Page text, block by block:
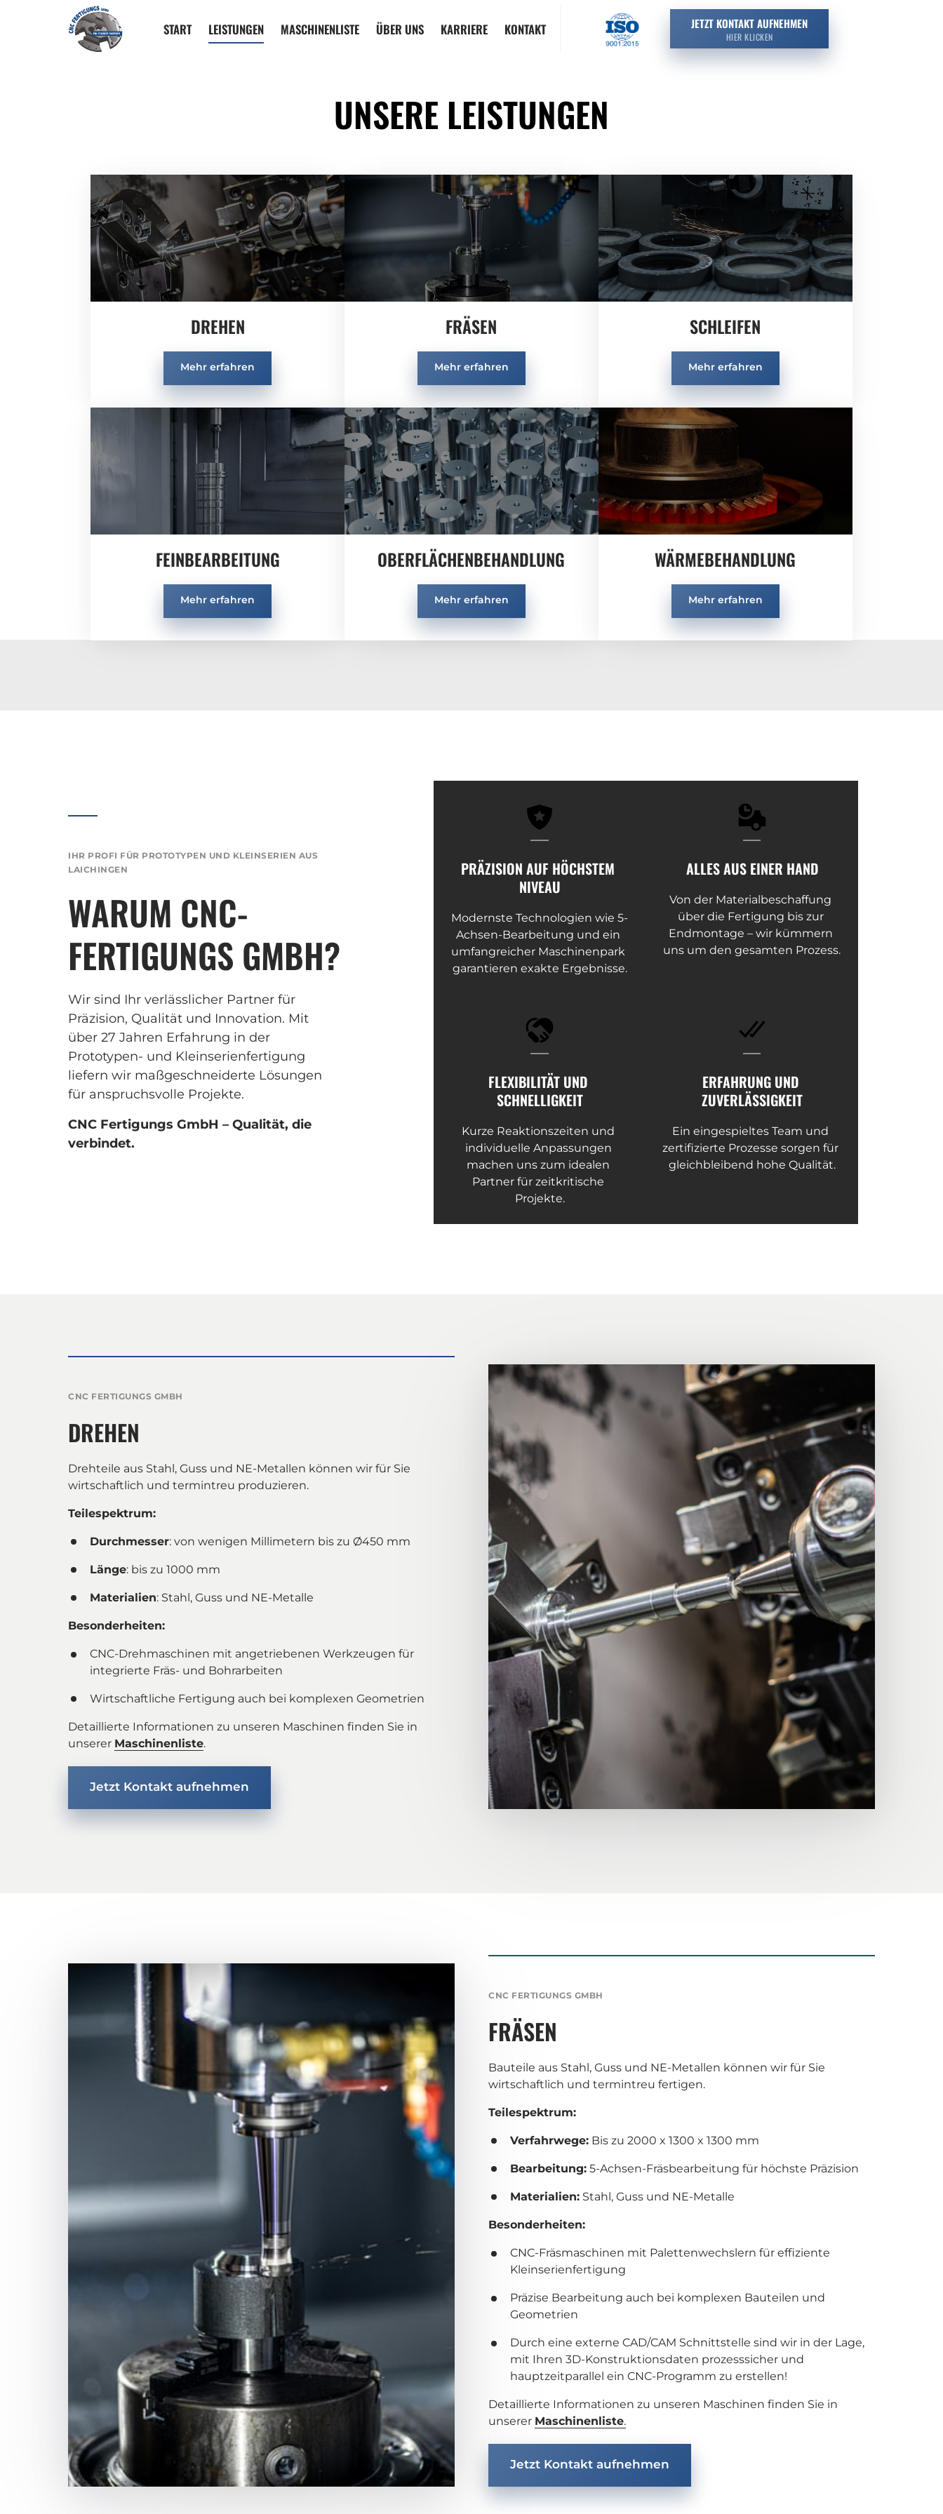
START LEISTUNGEN MASCHINENLISTE ÜBER UNS KARRIERE KONTAKT JETZT KONTAKT AUFNEHMEN
HIER KLICKEN
UNSERE LEISTUNGEN
DREHEN
Mehr erfahren
FRÄSEN
Mehr erfahren
SCHLEIFEN
Mehr erfahren
FEINBEARBEITUNG
Mehr erfahren
​OBERFLÄCHENBEHANDLUNG
Mehr erfahren
​WÄRMEBEHANDLUNG
Mehr erfahren
IHR PROFI FÜR ​PROTOTYPEN UND KLEINSERIEN AUS
LAICHINGEN
WARUM CNC-
FERTIGUNGS GMBH?
Wir sind Ihr verlässlicher Partner für
Präzision, Qualität und Innovation. Mit
über 27 Jahren Erfahrung in der
Prototypen- und Kleinserienfertigung
liefern wir maßgeschneiderte Lösungen
für anspruchsvolle Projekte.
CNC Fertigungs GmbH – Qualität, die
verbindet.
PRÄZISION AUF HÖCHSTEM
NIVEAU
Modernste Technologien wie 5-
Achsen-Bearbeitung und ein
umfangreicher Maschinenpark
garantieren exakte Ergebnisse.
ALLES AUS EINER HAND
Von der Materialbeschaffung
über die Fertigung bis zur
Endmontage – wir kümmern
uns um den gesamten Prozess.
FLEXIBILITÄT UND
SCHNELLIGKEIT
Kurze Reaktionszeiten und
individuelle Anpassungen
machen uns zum idealen
Partner für zeitkritische
Projekte.
ERFAHRUNG UND
ZUVERLÄSSIGKEIT
Ein eingespieltes Team und
zertifizierte Prozesse sorgen für
gleichbleibend hohe Qualität.
CNC FERTIGUNGS GMBH
DREHEN
Drehteile aus Stahl, Guss und NE-Metallen können wir für Sie
wirtschaftlich und termintreu produzieren.
Teilespektrum:
Durchmesser: von wenigen Millimetern bis zu Ø450 mm
Länge: bis zu 1000 mm
Materialien: Stahl, Guss und NE-Metalle
Besonderheiten:
CNC-Drehmaschinen mit angetriebenen Werkzeugen für
integrierte Fräs- und Bohrarbeiten
Wirtschaftliche Fertigung auch bei komplexen Geometrien
Detaillierte Informationen zu unseren Maschinen finden Sie in
unserer Maschinenliste.
Jetzt Kontakt aufnehmen
CNC FERTIGUNGS GMBH
FRÄSEN
Bauteile aus Stahl, Guss und NE-Metallen können wir für Sie
wirtschaftlich und termintreu fertigen.
Teilespektrum:
Verfahrwege: Bis zu 2000 x 1300 x 1300 mm
Bearbeitung: 5-Achsen-Fräsbearbeitung für höchste Präzision
Materialien: Stahl, Guss und NE-Metalle
Besonderheiten:
CNC-Fräsmaschinen mit Palettenwechslern für effiziente
Kleinserienfertigung
Präzise Bearbeitung auch bei komplexen Bauteilen und
Geometrien
Durch eine externe CAD/CAM Schnittstelle sind wir in der Lage,
mit Ihren 3D-Konstruktionsdaten prozesssicher und
hauptzeitparallel ein CNC-Programm zu erstellen!
Detaillierte Informationen zu unseren Maschinen finden Sie in
unserer Maschinenliste.
Jetzt Kontakt aufnehmen